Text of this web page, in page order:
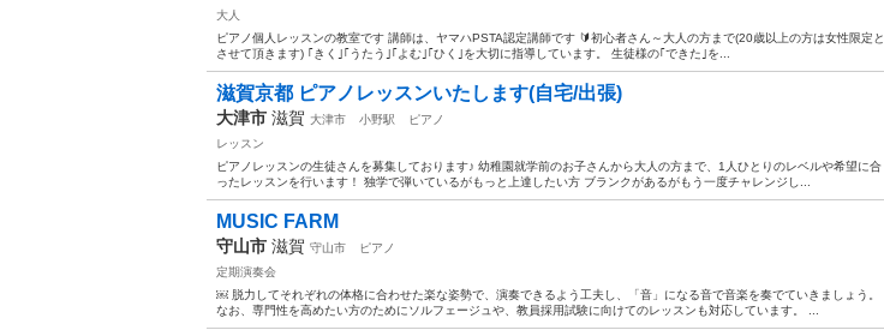
大人
ピアノ個人レッスンの教室です 講師は、ヤマハPSTA認定講師です 🔰初心者さん～大人の方まで(20歳以上の方は女性限定と
させて頂きます) ｢きく｣｢うたう｣｢よむ｣｢ひく｣を大切に指導しています。 生徒様の｢できた｣を...
滋賀京都 ピアノレッスンいたします(自宅/出張)
大津市 滋賀 大津市 小野駅
ピアノ
レッスン
ピアノレッスンの生徒さんを募集しております♪ 幼稚園就学前のお子さんから大人の方まで、1人ひとりのレベルや希望に合
ったレッスンを行います！ 独学で弾いているがもっと上達したい方 ブランクがあるがもう一度チャレンジし...
MUSIC FARM
守山市 滋賀 守山市
ピアノ
定期演奏会
￼ 脱力してそれぞれの体格に合わせた楽な姿勢で、演奏できるよう工夫し、「音」になる音で音楽を奏でていきましょう。
なお、専門性を高めたい方のためにソルフェージュや、教員採用試験に向けてのレッスンも対応しています。 ...